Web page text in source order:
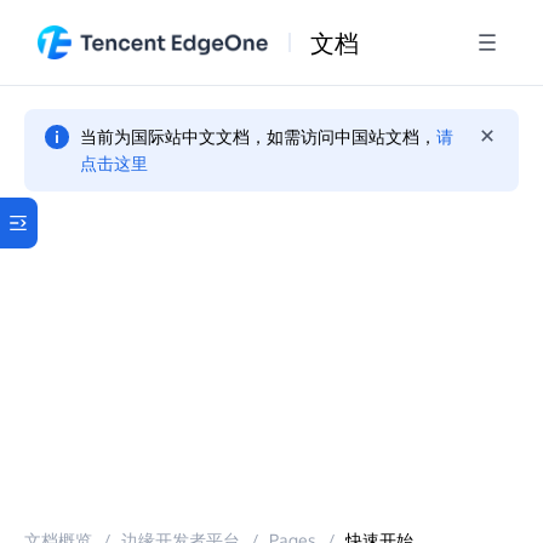
文档
当前为国际站中文文档，如需访问中国站文档， 请
点击这里